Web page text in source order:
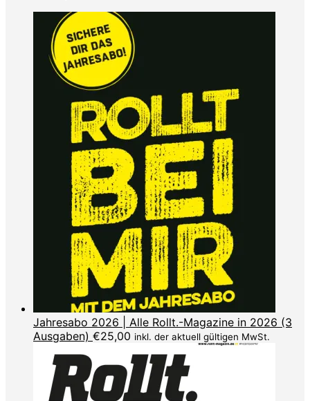
Jahresabo 2026 | Alle Rollt.-Magazine in 2026 (3
Ausgaben) €25,00 inkl. der aktuell gültigen MwSt.